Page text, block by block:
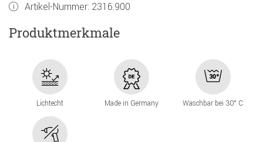
Artikel-Nummer: 2316.900
Produktmerkmale
Lichtecht Made in Germany Waschbar bei 30° C